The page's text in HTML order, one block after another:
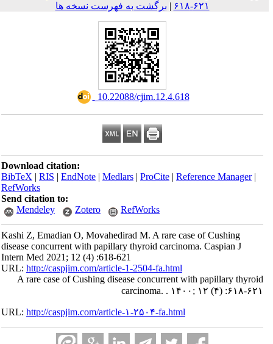
۶۲۱-۶۱۸
| برگشت به فهرست نسخه ها
‎ 10.22088/cjim.12.4.618
Download citation:
BibTeX|RIS|EndNote|Medlars|ProCite|Reference Manager
RefWorks
Send citation to:
Mendeley
Zotero RefWorks
Kashi Z, Emadian O, Movahedirad M. A rare case of Cushing
disease concurrent with papillary thyroid carcinoma. Caspian J
Intern Med 2021; 12 (4) :618-621
URL:http://caspjim.com/article-1-2504-fa.html
A rare case of Cushing disease concurrent with papillary thyroid
carcinoma. . ۱۴۰۰; ۱۲ (۴) :۶۱۸-۶۲۱
URL:http://caspjim.com/article-۱-۲۵۰۴-fa.html